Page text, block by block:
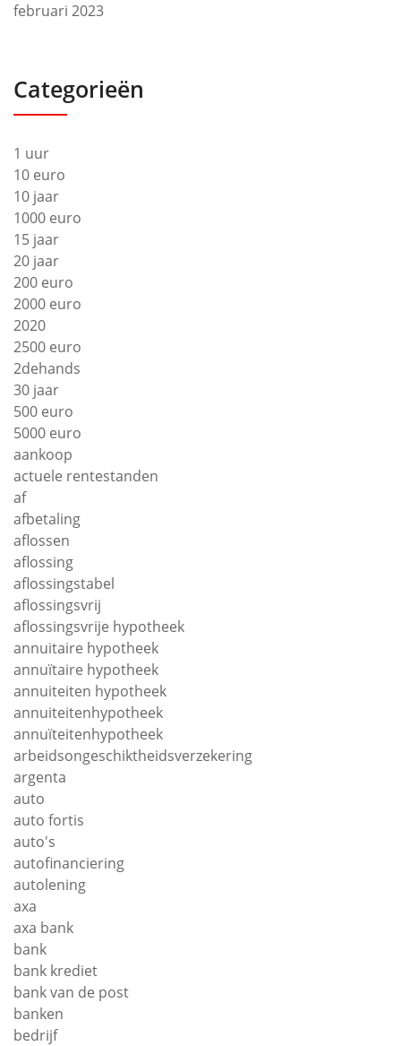
februari 2023
Categorieën
1 uur
10 euro
10 jaar
1000 euro
15 jaar
20 jaar
200 euro
2000 euro
2020
2500 euro
2dehands
30 jaar
500 euro
5000 euro
aankoop
actuele rentestanden
af
afbetaling
aflossen
aflossing
aflossingstabel
aflossingsvrij
aflossingsvrije hypotheek
annuitaire hypotheek
annuïtaire hypotheek
annuiteiten hypotheek
annuiteitenhypotheek
annuïteitenhypotheek
arbeidsongeschiktheidsverzekering
argenta
auto
auto fortis
auto's
autofinanciering
autolening
axa
axa bank
bank
bank krediet
bank van de post
banken
bedrijf